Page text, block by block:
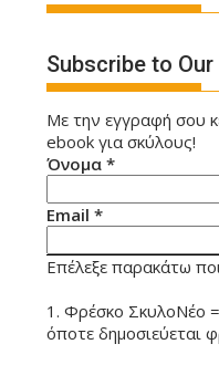
Subscribe to
Με την εγγραφή σου
ebook για σκύλους!
Όνομα *
Email *
Επέλεξε παρακάτω
1. Φρέσκο ΣκυλοΝέο
όποτε δημοσιεύεται